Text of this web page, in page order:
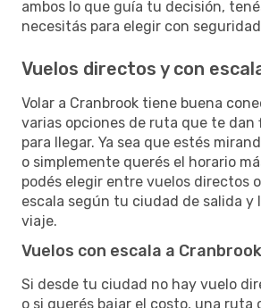
ambos lo que guía tu decisión,
necesitás para elegir con
Vuelos directos y con
Volar a Cranbrook tiene buena
varias opciones de ruta que te dan
para llegar. Ya sea que estés
o simplemente querés el horario
podés elegir entre vuelos directos
escala según tu ciudad de salida y
viaje.
Vuelos con escala a Cranbrook
Si desde tu ciudad no hay vuelo
o si querés bajar el costo, una ruta